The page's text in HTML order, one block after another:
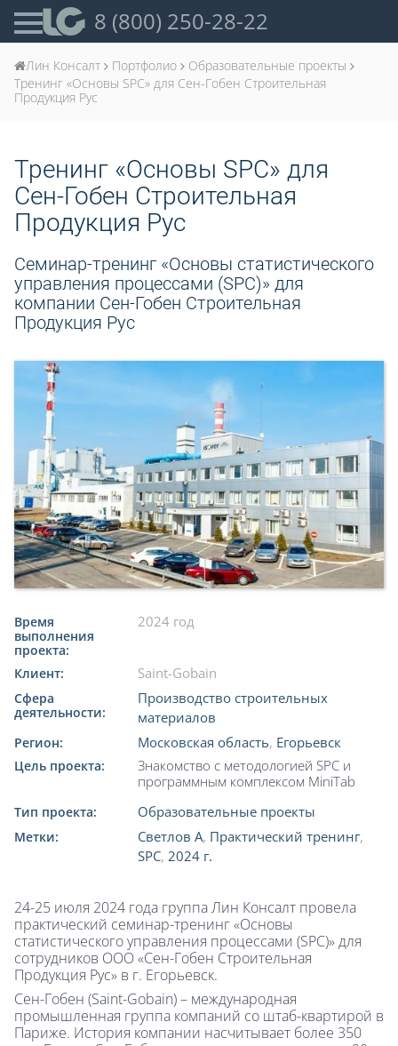
8 (800) 250-28-22
Лин Консалт Портфолио
Образовательные проекты
Тренинг «Основы SPC» для Сен-Гобен Строительная
Продукция Рус
Тренинг «Основы SPC» для
Сен-Гобен Строительная
Продукция Рус
Семинар-тренинг «Основы статистического
управления процессами (SPC)» для
компании Сен-Гобен Строительная
Продукция Рус
Время
выполнения
проекта:
2024 год
Клиент: Saint-Gobain
Сфера
деятельности:
Производство строительных
материалов
Регион: Московская область, Егорьевск
Цель проекта:
Знакомство с методологией SPC и
программным комплексом MiniTab
Тип проекта: Образовательные проекты
Метки: Светлов А, Практический тренинг,
SPC, 2024 г.
24-25 июля 2024 года группа Лин Консалт провела
практический семинар-тренинг «Основы
статистического управления процессами (SPC)» для
сотрудников ООО «Сен-Гобен Строительная
Продукция Рус» в г. Егорьевск.
Сен-Гобен (Saint-Gobain) – международная
промышленная группа компаний со штаб-квартирой в
Париже. История компании насчитывает более 350